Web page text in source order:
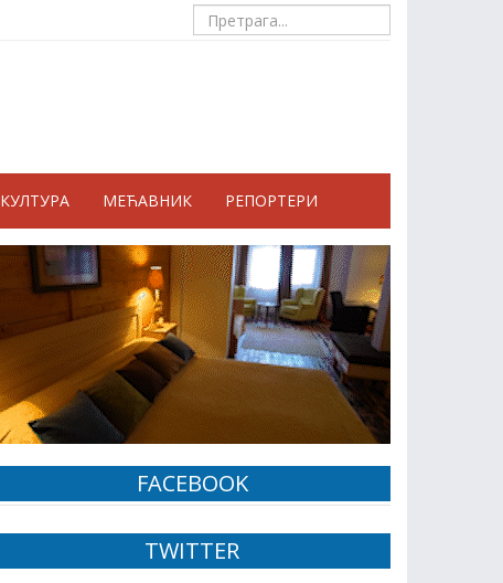
КУЛТУРА МЕЋАВНИК РЕПОРТЕРИ
FACEBOOK
TWITTER